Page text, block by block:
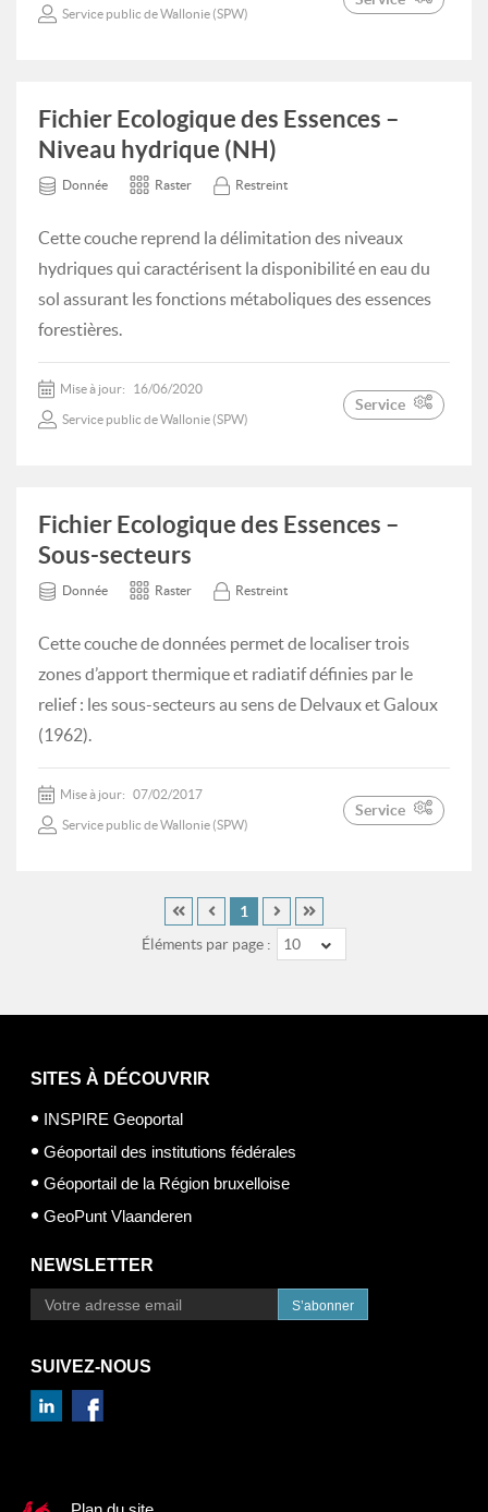
Service public de Wallonie (SPW)
Fichier Ecologique des Essences –
Niveau hydrique (NH)
Donnée Raster Restreint
Cette couche reprend la délimitation des niveaux
hydriques qui caractérisent la disponibilité en eau du
sol assurant les fonctions métaboliques des essences
forestières.
Mise à jour: 16/06/2020
Service public de Wallonie (SPW)
Service
Fichier Ecologique des Essences –
Sous-secteurs
Donnée Raster Restreint
Cette couche de données permet de localiser trois
zones d’apport thermique et radiatif définies par le
relief : les sous-secteurs au sens de Delvaux et Galoux
(1962).
Mise à jour: 07/02/2017
Service public de Wallonie (SPW)
Service
Éléments par page : 10
1
SITES À DÉCOUVRIR
INSPIRE Geoportal
Géoportail des institutions fédérales
Géoportail de la Région bruxelloise
GeoPunt Vlaanderen
NEWSLETTER
S’abonner
SUIVEZ-NOUS